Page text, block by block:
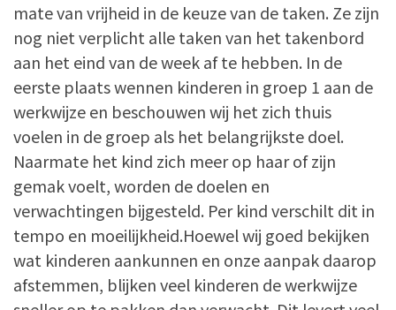
mate van vrijheid in de keuze van de taken. Ze zijn
nog niet verplicht alle taken van het takenbord
aan het eind van de week af te hebben. In de
eerste plaats wennen kinderen in groep 1 aan de
werkwijze en beschouwen wij het zich thuis
voelen in de groep als het belangrijkste doel.
Naarmate het kind zich meer op haar of zijn
gemak voelt, worden de doelen en
verwachtingen bijgesteld. Per kind verschilt dit in
tempo en moeilijkheid.Hoewel wij goed bekijken
wat kinderen aankunnen en onze aanpak daarop
afstemmen, blijken veel kinderen de werkwijze